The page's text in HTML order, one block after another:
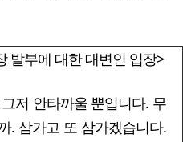
발부에 대한 대변인 입장>
저 안타까울 뿐입니다. 무
. 삼가고 또 삼가겠습니다.